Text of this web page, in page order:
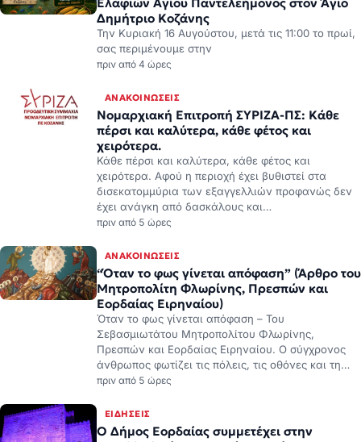
Δημήτριο Κοζάνης
Την Κυριακή 16 Αυγούστου, μετά τις 11:00 το πρωί,
σας περιμένουμε στην
πριν από 4 ώρες
ΑΝΑΚΟΙΝΏΣΕΙΣ
Νομαρχιακή Επιτροπή ΣΥΡΙΖΑ-ΠΣ: Κάθε
πέρσι και καλύτερα, κάθε φέτος και
χειρότερα.
Κάθε πέρσι και καλύτερα, κάθε φέτος και
χειρότερα. Αφού η περιοχή έχει βυθιστεί στα
δισεκατομμύρια των εξαγγελλιών προφανώς δεν
έχει ανάγκη από δασκάλους και…
πριν από 5 ώρες
ΑΝΑΚΟΙΝΏΣΕΙΣ
“Όταν το φως γίνεται απόφαση” (Άρθρο του
Μητροπολίτη Φλωρίνης, Πρεσπών και
Εορδαίας Ειρηναίου)
Όταν το φως γίνεται απόφαση – Του
Σεβασμιωτάτου Μητροπολίτου Φλωρίνης,
Πρεσπών και Εορδαίας Ειρηναίου. Ο σύγχρονος
άνθρωπος φωτίζει τις πόλεις, τις οθόνες και τη…
πριν από 5 ώρες
ΕΙΔΉΣΕΙΣ
Ο Δήμος Εορδαίας συμμετέχει στην